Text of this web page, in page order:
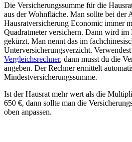
Die Versicherungssumme für die
aus der Wohnfläche. Man sollte bei der
Hausratversicherung Economic immer
Quadratmeter versichern. Dann wird
gekürzt. Man nennt das im
Unterversicherungsverzicht. Verwendest
Vergleichsrechner, dann musst du die
angeben. Der Rechner ermittelt
Mindestversicherungssumme.
Ist der Hausrat mehr wert als die
650 €, dann sollte man die
oben anpassen.